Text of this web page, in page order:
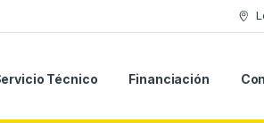
Técnico Financiación